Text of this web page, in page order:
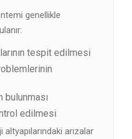
genellikle
tespit edilmesi
bulunması
edilmesi
arızalar